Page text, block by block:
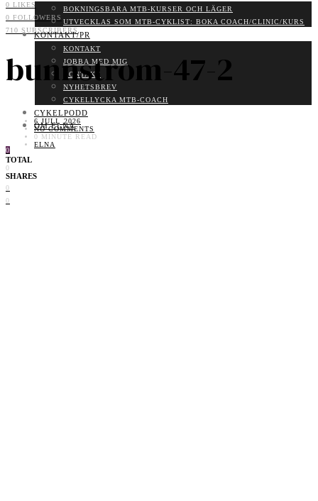
0 LIKES
0 FOLLOWERS
710 SUBSCRIBERS
BOKNINGSBARA MTB-KURSER OCH LÄGER
UTVECKLAS SOM MTB-CYKLIST: BOKA COACH/CLINIC/KURS
KONTAKT/PR
KONTAKT
JOBBA MED MIG
KONTAKT
NYHETSBREV
CYKELLYCKA MTB-COACH
CYKELPODD
OM ELNA
0
bunnstrom-47-2
6 JULI, 2026
NO COMMENTS
0 MINUTE READ
ELNA
TOTAL
0
SHARES
0
0